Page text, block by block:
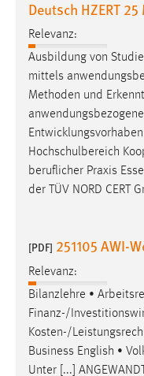
Deutsch HZERT 25
Relevanz:
Ausbildung von
mittels
Methoden und
Hochschulbereich
beruflicher Praxis
der TÜV NORD CERT
[PDF] 251105 AWI-
Relevanz:
Bilanzlehre •
Finanz-/
Kosten-/
Business English •
Unter [...]